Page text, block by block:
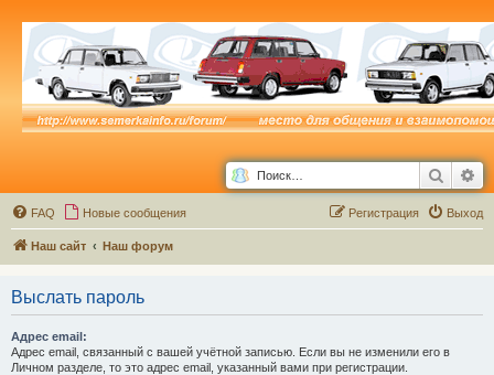
Поиск
FAQ Новые сообщения Выход
Регистрация
Наш сайт Наш форум
Выслать пароль
Адрес email:
Адрес email, связанный с вашей учётной записью. Если вы не изменили его в
Личном разделе, то это адрес email, указанный вами при регистрации.